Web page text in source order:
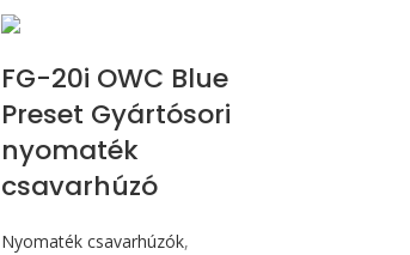
FG-20i OWC Blue
Preset Gyártósori
nyomaték
csavarhúzó
Nyomaték csavarhúzók,